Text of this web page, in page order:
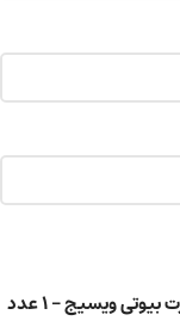
ویسیج – ۱ عدد